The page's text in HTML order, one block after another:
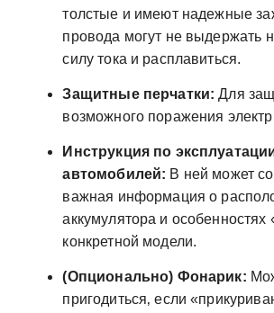
толстые и имеют надежные
провода могут не выдержать
силу тока и расплавиться.
Защитные перчатки: Для
возможного поражения
Инструкция по
автомобилей: В ней может
важная информация о
аккумулятора и особенностях
конкретной модели.
(Опционально) Фонарик:
пригодиться‚ если